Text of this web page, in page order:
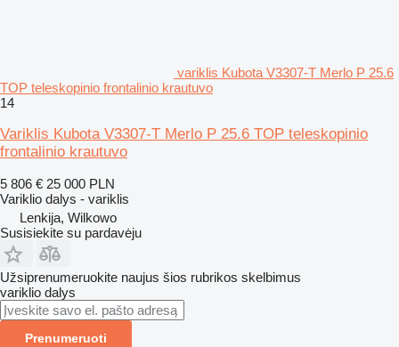
variklis Kubota V3307-T Merlo P 25.6
TOP teleskopinio frontalinio krautuvo
14
Variklis Kubota V3307-T Merlo P 25.6 TOP teleskopinio
frontalinio krautuvo
5 806 € 25 000 PLN
Variklio dalys - variklis
Lenkija, Wilkowo
Susisiekite su pardavėju
Užsiprenumeruokite naujus šios rubrikos skelbimus
variklio dalys
Prenumeruoti